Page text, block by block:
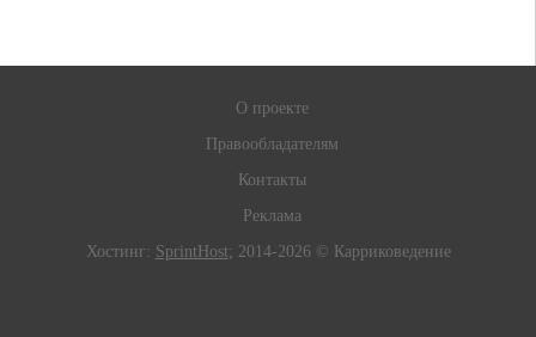
О проекте
Правообладателям
Контакты
Реклама
Хостинг: SprintHost; 2014-2026 © Карриковедение